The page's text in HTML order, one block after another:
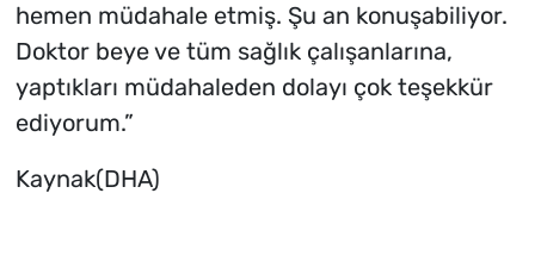
hemen müdahale etmiş. Şu an konuşabiliyor.
Doktor beye ve tüm sağlık çalışanlarına,
yaptıkları müdahaleden dolayı çok teşekkür
ediyorum.”
Kaynak(DHA)